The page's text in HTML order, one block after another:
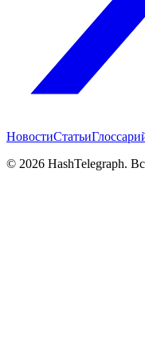
НовостиСтатьи
© 2026 HashTelegraph.